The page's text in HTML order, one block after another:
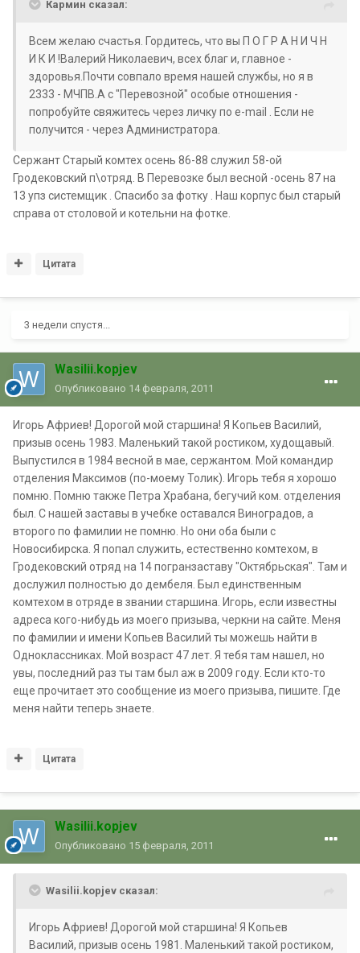
Кармин сказал:
Всем желаю счастья. Гордитесь, что вы П О Г Р А Н И Ч Н
И К И !Валерий Николаевич, всех благ и, главное -
здоровья.Почти совпало время нашей службы, но я в
2333 - МЧПВ.А с "Перевозной" особые отношения -
попробуйте свяжитесь через личку по e-mail . Если не
получится - через Администратора.
Сержант Старый комтех осень 86-88 служил 58-ой
Гродековский п\отряд. В Перевозке был весной -осень 87 на
13 упз системщик . Спасибо за фотку . Наш корпус был старый
справа от столовой и котельни на фотке.
Цитата
3 недели спустя...
Wasilii.kopjev
Опубликовано 14 февраля, 2011
Игорь Африев! Дорогой мой старшина! Я Копьев Василий,
призыв осень 1983. Маленький такой ростиком, худощавый.
Выпустился в 1984 весной в мае, сержантом. Мой командир
отделения Максимов (по-моему Толик). Игорь тебя я хорошо
помню. Помню также Петра Храбана, бегучий ком. отделения
был. С нашей заставы в учебке оставался Виноградов, а
второго по фамилии не помню. Но они оба были с
Новосибирска. Я попал служить, естественно комтехом, в
Гродековский отряд на 14 погранзаставу "Октябрьская". Там и
дослужил полностью до дембеля. Был единственным
комтехом в отряде в звании старшина. Игорь, если известны
адреса кого-нибудь из моего призыва, черкни на сайте. Меня
по фамилии и имени Копьев Василий ты можешь найти в
Одноклассниках. Мой возраст 47 лет. Я тебя там нашел, но
увы, последний раз ты там был аж в 2009 году. Если кто-то
еще прочитает это сообщение из моего призыва, пишите. Где
меня найти теперь знаете.
Цитата
Wasilii.kopjev
Опубликовано 15 февраля, 2011
Wasilii.kopjev сказал:
Игорь Африев! Дорогой мой старшина! Я Копьев
Василий, призыв осень 1981. Маленький такой ростиком,